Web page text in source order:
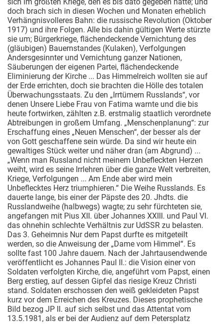
doch brach sich in diesen Wochen und Monaten erheblich
Verhängnisvolleres Bahn: die russische Revolution (Oktober
1917) und ihre Folgen. Alle bis dahin gültigen Werte stürzte
sie um; Bürgerkriege, flächendeckende Vernichtung des
(gläubigen) Bauernstandes (Kulaken), Verfolgungen
Andersgesinnter und Vernichtung ganzer Nationen,
Säuberungen der eigenen Partei, flächendeckende
Eliminierung der Kirche ... Das Himmelreich wollten sie auf
der Erde errichten, doch sie brachten die Hölle des totalen
Überwachungsstaats. Zu den „Irrtümern Russlands“, vor
denen Unsere Liebe Frau von Fatima warnte und die bis
heute fortwirken, zählten z.B. erstmalig staatlich verordnete
Abtreibungen in großem Umfang. „Menschenplanung“: zur
Erschaffung eines „Neuen Menschen“, der besser als der
von Gott geschaffene sein würde. Da sind wir heute ein
gewaltiges Stück weiter und näher dran (am Abgrund) ...
„Wenn man Russland nicht meinem Unbefleckten Herzen
weiht, wird es seine Irrlehren über die ganze Welt verbreiten,
Kriege, Verfolgungen ... Am Ende aber wird mein
Unbeflecktes Herz triumphieren.“ Die Weihe Russlands. Es
dauerte lange, bis einer der Päpste des 20. Jhdts. die
Russlandweihe (halbwegs) wagte; zu sehr fürchteten sie,
angefangen mit Pius XII. über Johannes XXIII. und Paul VI.
das ohnehin schlechte Verhältnis zur UdSSR zu belasten.
Das 3. Geheimnis Nur dem Papst durfte es mitgeteilt
werden, so die Anweisung der „Dame vom Himmel“. Es
sollte fast 100 Jahre dauern. Nach der Jahrtausendwende
veröffentlicht es Johannes Paul II.: die Vision einer von
Soldaten verfolgten Kirche, die, angeführt vom Papst, einen
Berg erstieg, auf dessen Gipfel das riesige Kreuz Christi
stand. Soldaten erschossen den weiß gekleideten Papst
kurz vor dem Erreichen des Kreuzes. Dieses prophetische
Bild bezog JP II. auf sich selbst und das Attentat vom
13.5.1981, als er bei der Audienz auf dem Petersplatz